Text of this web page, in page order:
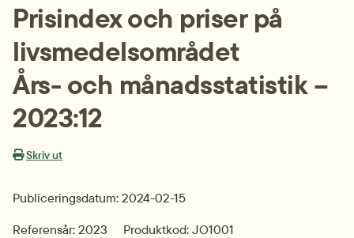
Prisindex och priser på
livsmedelsområdet
Års- och månadsstatistik –
2023:12
Skriv ut
Publiceringsdatum: 2024-02-15
Referensår: 2023
Produktkod: JO1001